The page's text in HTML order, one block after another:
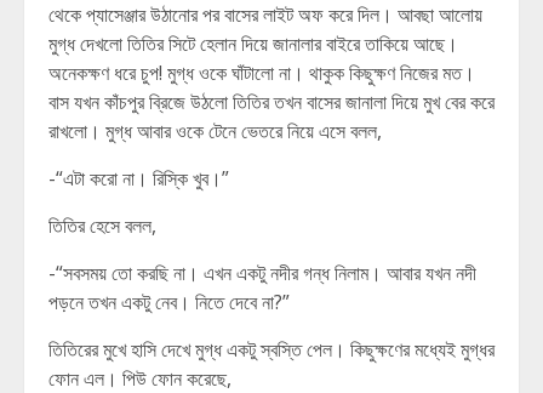
থেকে প্যাসেঞ্জার উঠানোর পর বাসের লাইট অফ করে দিল। আবছা আলোয়
মুগ্ধ দেখলো তিতির সিটে হেলান দিয়ে জানালার বাইরে তাকিয়ে আছে।
অনেকক্ষণ ধরে চুপ! মুগ্ধ ওকে ঘাঁটালো না। থাকুক কিছুক্ষণ নিজের মত।
বাস যখন কাঁচপুর ব্রিজে উঠলো তিতির তখন বাসের জানালা দিয়ে মুখ বের করে
রাখলো। মুগ্ধ আবার ওকে টেনে ভেতরে নিয়ে এসে বলল,
-“এটা করো না। রিস্কি খুব।”
তিতির হেসে বলল,
-“সবসময় তো করছি না। এখন একটু নদীর গন্ধ নিলাম। আবার যখন নদী
পড়নে তখন একটু নেব। নিতে দেবে না?”
তিতিরের মুখে হাসি দেখে মুগ্ধ একটু স্বস্তি পেল। কিছুক্ষণের মধ্যেই মুগ্ধর
ফোন এল। পিউ ফোন করেছে,